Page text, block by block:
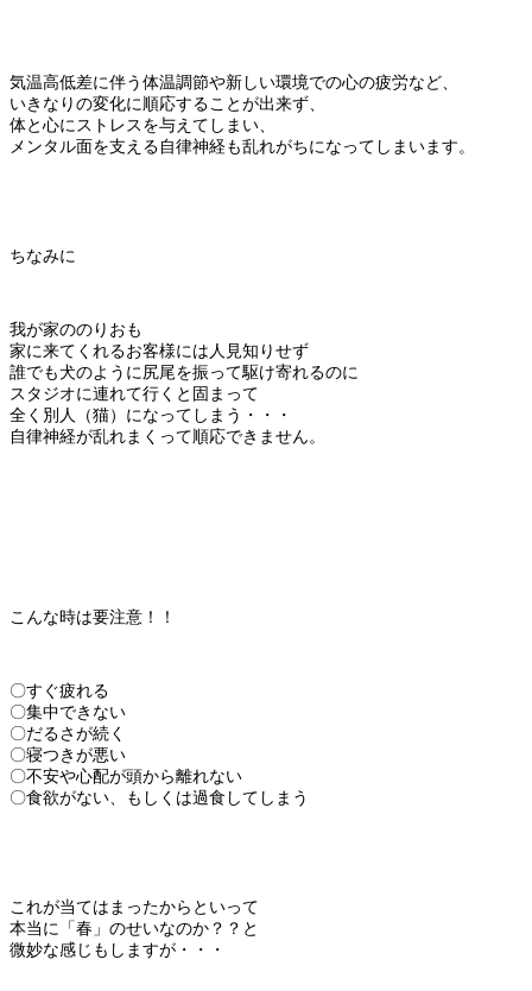
気温高低差に伴う体温調節や新しい環境での心の疲労など、
いきなりの変化に順応することが出来ず、
体と心にストレスを与えてしまい、
メンタル面を支える自律神経も乱れがちになってしまいます。
ちなみに
我が家ののりおも
家に来てくれるお客様には人見知りせず
誰でも犬のように尻尾を振って駆け寄れるのに
スタジオに連れて行くと固まって
全く別人（猫）になってしまう・・・
自律神経が乱れまくって順応できません。
こんな時は要注意！！
〇すぐ疲れる
〇集中できない
〇だるさが続く
〇寝つきが悪い
〇不安や心配が頭から離れない
〇食欲がない、もしくは過食してしまう
これが当てはまったからといって
本当に「春」のせいなのか？？と
微妙な感じもしますが・・・